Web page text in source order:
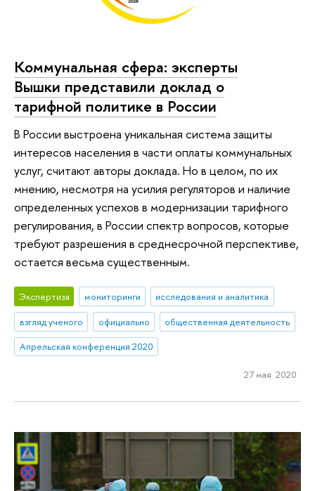
Коммунальная сфера: эксперты
Вышки представили доклад о
тарифной политике в России
В России выстроена уникальная система защиты
интересов населения в части оплаты коммунальных
услуг, считают авторы доклада. Но в целом, по их
мнению, несмотря на усилия регуляторов и наличие
определенных успехов в модернизации тарифного
регулирования, в России спектр вопросов, которые
требуют разрешения в среднесрочной перспективе,
остается весьма существенным.
Экспертиза мониторинги
исследования и аналитика
взгляд ученого
официально
общественная деятельность
Апрельская конференция 2020
27 мая 2020